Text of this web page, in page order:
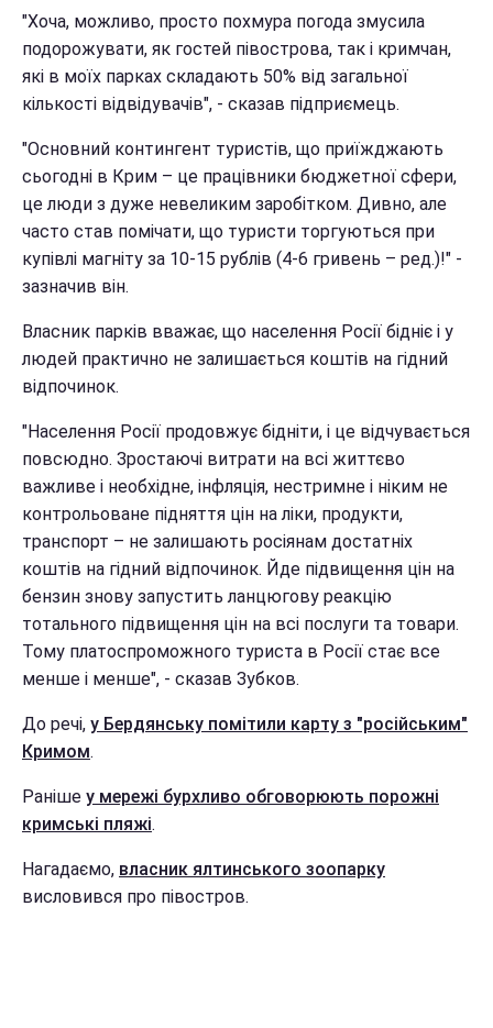
"Хоча, можливо, просто похмура погода змусила
подорожувати, як гостей півострова, так і кримчан,
які в моїх парках складають 50% від загальної
кількості відвідувачів", - сказав підприємець.
"Основний контингент туристів, що приїжджають
сьогодні в Крим – це працівники бюджетної сфери,
це люди з дуже невеликим заробітком. Дивно, але
часто став помічати, що туристи торгуються при
купівлі магніту за 10-15 рублів (4-6 гривень – ред.)!" -
зазначив він.
Власник парків вважає, що населення Росії бідніє і у
людей практично не залишається коштів на гідний
відпочинок.
"Населення Росії продовжує бідніти, і це відчувається
повсюдно. Зростаючі витрати на всі життєво
важливе і необхідне, інфляція, нестримне і ніким не
контрольоване підняття цін на ліки, продукти,
транспорт – не залишають росіянам достатніх
коштів на гідний відпочинок. Йде підвищення цін на
бензин знову запустить ланцюгову реакцію
тотального підвищення цін на всі послуги та товари.
Тому платоспроможного туриста в Росії стає все
менше і менше", - сказав Зубков.
До речі, у Бердянську помітили карту з "російським"
Кримом.
Раніше у мережі бурхливо обговорюють порожні
кримські пляжі.
Нагадаємо, власник ялтинського зоопарку
висловився про півостров.